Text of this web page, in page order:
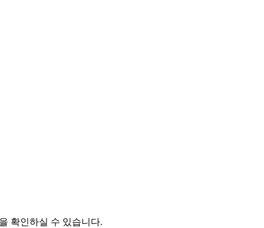
확인하실 수 있습니다.